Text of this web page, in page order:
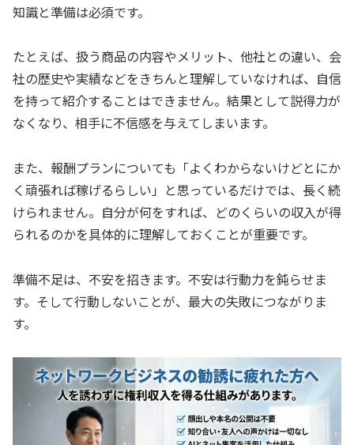
知識と準備は必須です。
たとえば、扱う商品の内容やメリット、他社との違い、会
社の歴史や実績などをきちんと理解していなければ、自信
を持って紹介することはできません。結果として説得力が
なくなり、相手に不信感を与えてしまいます。
また、報酬プランについても「よくわからないけどとにか
く頑張れば稼げるらしい」と思っているだけでは、長く続
けられません。自分が何をすれば、どのくらいの収入が得
られるのかを具体的に理解しておくことが重要です。
準備不足は、不安を招きます。不安は行動力を鈍らせま
す。そして行動しないことが、最大の失敗につながりま
す。